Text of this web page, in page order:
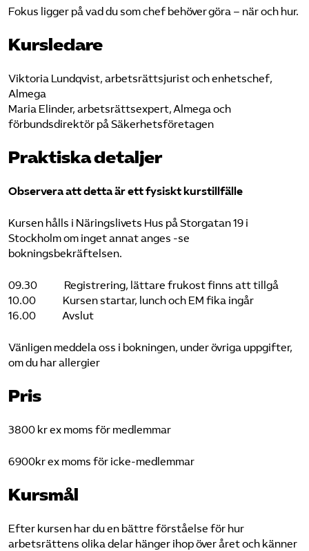
Fokus ligger på vad du som chef behöver göra – när och hur.
Kursledare
Viktoria Lundqvist, arbetsrättsjurist och enhetschef,
Almega
Maria Elinder, arbetsrättsexpert, Almega och
förbundsdirektör på Säkerhetsföretagen
Praktiska detaljer
Observera att detta är ett fysiskt kurstillfälle
Kursen hålls i Näringslivets Hus på Storgatan 19 i
Stockholm om inget annat anges -se
bokningsbekräftelsen.
09.30 Registrering, lättare frukost finns att tillgå
10.00 Kursen startar, lunch och EM fika ingår
16.00 Avslut
Vänligen meddela oss i bokningen, under övriga uppgifter,
om du har allergier
Pris
3800 kr ex moms för medlemmar
6900kr ex moms för icke-medlemmar
Kursmål
Efter kursen har du en bättre förståelse för hur
arbetsrättens olika delar hänger ihop över året och känner